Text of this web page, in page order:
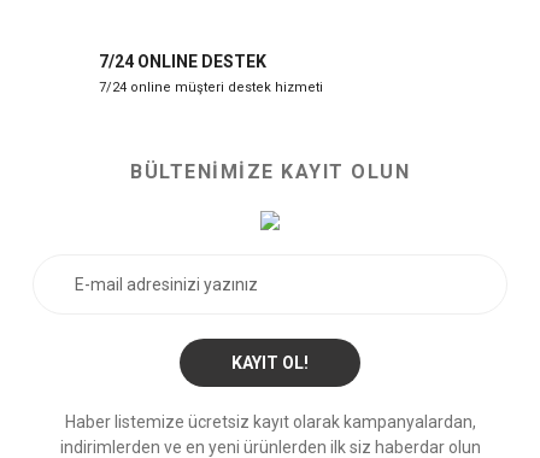
7/24 ONLINE DESTEK
7/24 online müşteri destek hizmeti
BÜLTENİMİZE KAYIT OLUN
KAYIT OL!
Haber listemize ücretsiz kayıt olarak kampanyalardan,
indirimlerden ve en yeni ürünlerden ilk siz haberdar olun